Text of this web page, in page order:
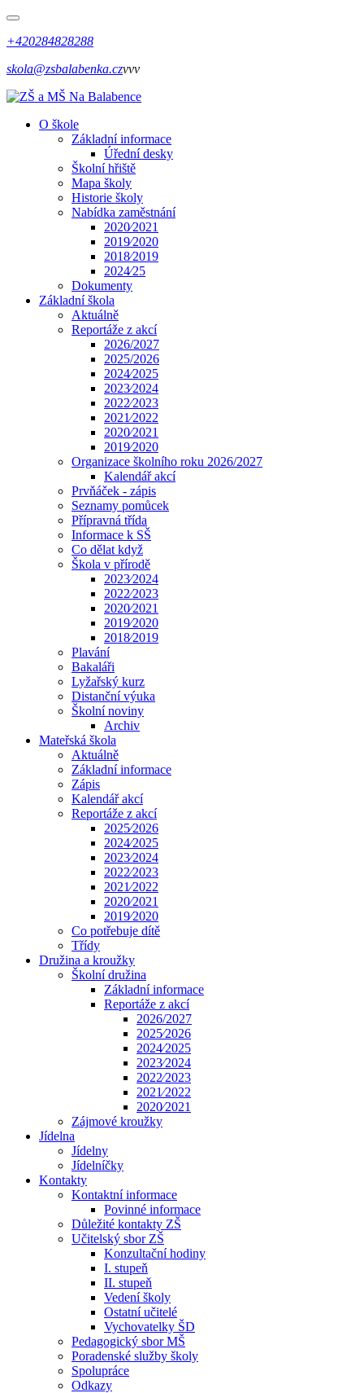
+420284828288
skola@zsbalabenka.czvvv
O škole
Základní informace
Úřední desky
Školní hřiště
Mapa školy
Historie školy
Nabídka zaměstnání
2020⁄2021
2019⁄2020
2018⁄2019
2024⁄25
Dokumenty
Základní škola
Aktuálně
Reportáže z akcí
2026/2027
2025/2026
2024⁄2025
2023⁄2024
2022⁄2023
2021⁄2022
2020⁄2021
2019⁄2020
Organizace školního roku 2026/2027
Kalendář akcí
Prvňáček - zápis
Seznamy pomůcek
Přípravná třída
Informace k SŠ
Co dělat když
Škola v přírodě
2023⁄2024
2022⁄2023
2020⁄2021
2019⁄2020
2018⁄2019
Plavání
Bakaláři
Lyžařský kurz
Distanční výuka
Školní noviny
Archiv
Mateřská škola
Aktuálně
Základní informace
Zápis
Kalendář akcí
Reportáže z akcí
2025⁄2026
2024⁄2025
2023⁄2024
2022⁄2023
2021⁄2022
2020⁄2021
2019⁄2020
Co potřebuje dítě
Třídy
Družina a kroužky
Školní družina
Základní informace
Reportáže z akcí
2026/2027
2025⁄2026
2024⁄2025
2023⁄2024
2022⁄2023
2021⁄2022
2020⁄2021
Zájmové kroužky
Jídelna
Jídelny
Jídelníčky
Kontakty
Kontaktní informace
Povinné informace
Důležité kontakty ZŠ
Učitelský sbor ZŠ
Konzultační hodiny
I. stupeň
II. stupeň
Vedení školy
Ostatní učitelé
Vychovatelky ŠD
Pedagogický sbor MŠ
Poradenské služby školy
Spolupráce
Odkazy